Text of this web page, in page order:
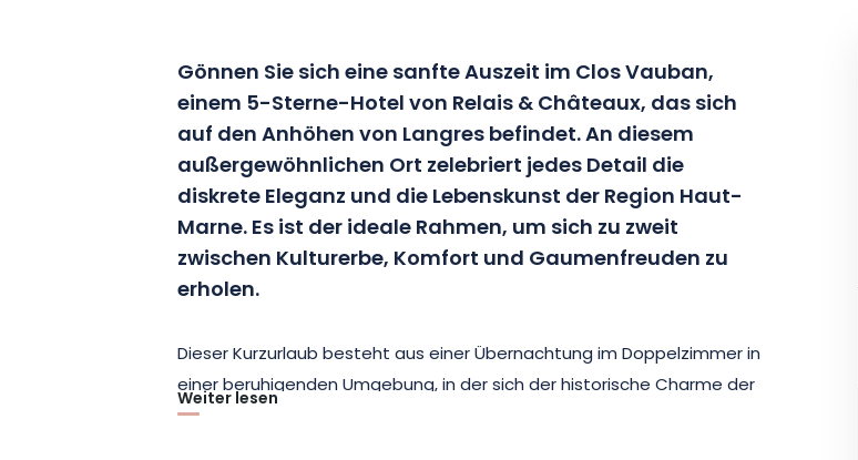
Gönnen Sie sich eine sanfte Auszeit im Clos Vauban,
einem 5-Sterne-Hotel von Relais & Châteaux, das sich
auf den Anhöhen von Langres befindet. An diesem
außergewöhnlichen Ort zelebriert jedes Detail die
diskrete Eleganz und die Lebenskunst der Region Haut-
Marne. Es ist der ideale Rahmen, um sich zu zweit
zwischen Kulturerbe, Komfort und Gaumenfreuden zu
erholen.
Dieser Kurzurlaub besteht aus einer Übernachtung im Doppelzimmer in
einer beruhigenden Umgebung, in der sich der historische Charme der
Räumlichkeiten mit einer zeitgenössischen und hellen Dekoration
Weiter lesen